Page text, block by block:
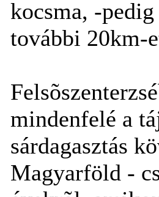
kocsma, -
további 20km-
mindenfelé a
sárdagasztás
Magyarföld -